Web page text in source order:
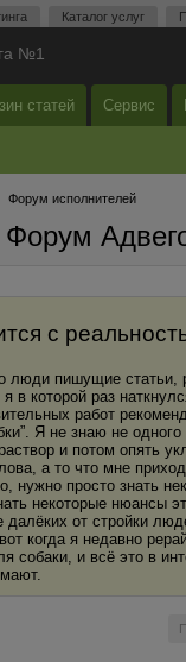
Каталог услуг
№1
статей Сервис
Форум исполнителей
с
люди пишущие
в которой раз
paбoт
Я не знаю не
и потом опять
а то что мне
нужно пpocто знать
некоторые нюансы
далёких от стройки
когда я недавно
собаки, и всё это в